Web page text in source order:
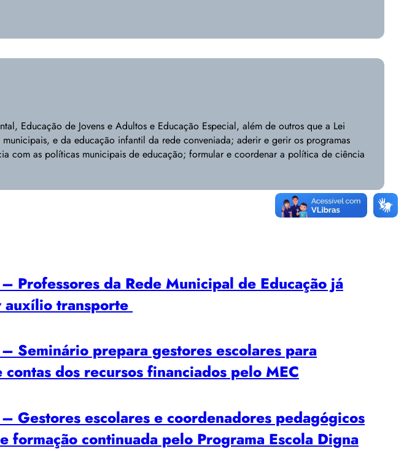
Educação de Jovens e Adultos e Educação Especial, além de outros que a Lei
e da educação infantil da rede conveniada; aderir e gerir os programas
com as políticas municipais de educação; formular e coordenar a política de ciência
Professores da Rede Municipal de Educação já
auxílio transporte
Seminário prepara gestores escolares para
contas dos recursos financiados pelo MEC
Gestores escolares e coordenadores pedagógicos
formação continuada pelo Programa Escola Digna